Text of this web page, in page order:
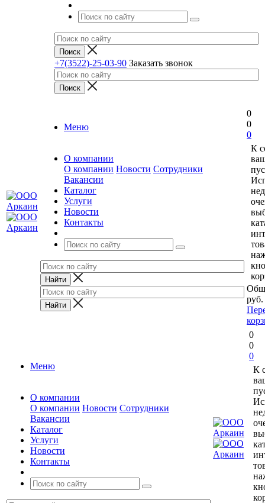
+7(3522)-25-03-90 Заказать звонок
Меню
О компании
О компании Новости Сотрудники
Вакансии
Каталог
Услуги
Новости
Контакты
0
0
0
К
руб.
Меню
О компании
О компании Новости Сотрудники
Вакансии
Каталог
Услуги
Новости
Контакты
0
0
0
К